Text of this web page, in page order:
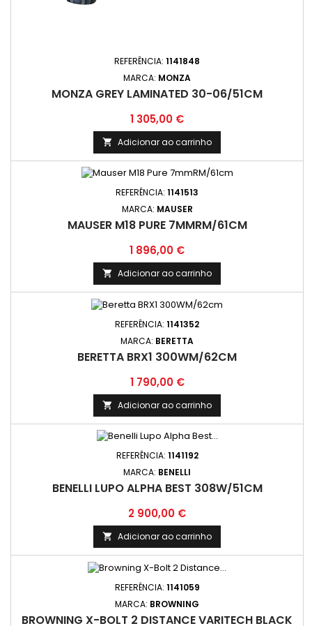
REFERÊNCIA: 1141848
MARCA: MONZA
MONZA GREY LAMINATED 30-06/51CM
Preço
1 305,00 €
 Adicionar ao carrinho
REFERÊNCIA: 1141513
MARCA: MAUSER
MAUSER M18 PURE 7MMRM/61CM
Preço
1 896,00 €
 Adicionar ao carrinho
REFERÊNCIA: 1141352
MARCA: BERETTA
BERETTA BRX1 300WM/62CM
Preço
1 790,00 €
 Adicionar ao carrinho
REFERÊNCIA: 1141192
MARCA: BENELLI
BENELLI LUPO ALPHA BEST 308W/51CM
Preço
2 900,00 €
 Adicionar ao carrinho
REFERÊNCIA: 1141059
MARCA: BROWNING
BROWNING X-BOLT 2 DISTANCE VARITECH BLACK